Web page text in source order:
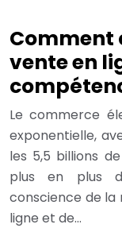
Comment
vente en
Le commerce
exponentielle,
les 5,5 billions
plus en plus
conscience de la
ligne et de…